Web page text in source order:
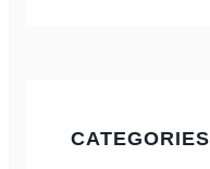
CATEGORIES